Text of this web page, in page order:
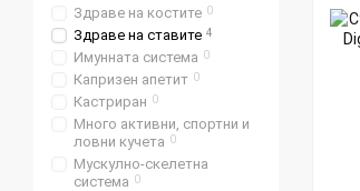
Здраве на костите 0
Здраве на ставите 4
Имунната система 0
Капризен апетит 0
Кастриран 0
Много активни, спортни и
ловни кучета 0
Мускулно-скелетна
система 0